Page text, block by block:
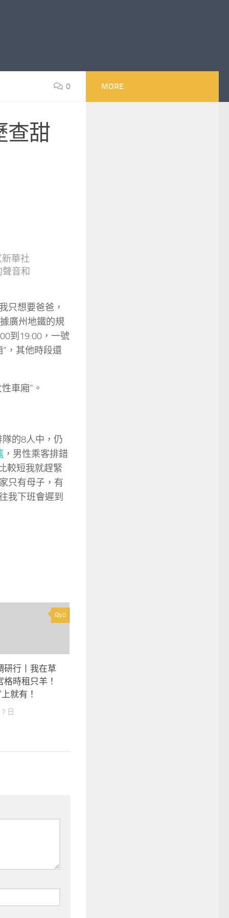
0
查甜
華社
音和
只想要爸爸，
廣州地鐵的規
到19:00，一號
，其他時段還
車廂”。
的8人中，仍
，男性乘客排錯
較短我就趕緊
只有母子，有
我下班會遲到
0
研行丨我在草
格時租只羊！
就有！
日
MORE